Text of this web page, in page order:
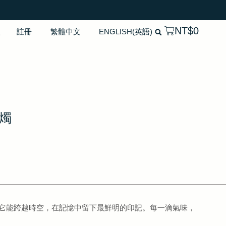
註冊 繁體中文 ENGLISH(英語) NT$0
跨越時空，在記憶中留下最鮮明的印記。每一滴氣味，